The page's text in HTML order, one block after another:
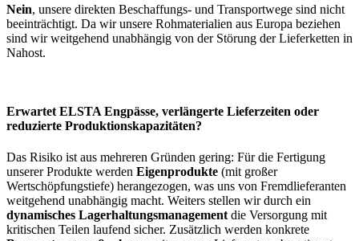
Nein, unsere direkten Beschaffungs- und Transportwege sind nicht
beeinträchtigt. Da wir unsere Rohmaterialien aus Europa beziehen
sind wir weitgehend unabhängig von der Störung der Lieferketten in
Nahost.
Erwartet ELSTA Engpässe, verlängerte Lieferzeiten oder
reduzierte Produktionskapazitäten?
Das Risiko ist aus mehreren Gründen gering: Für die Fertigung
unserer Produkte werden Eigenprodukte (mit großer
Wertschöpfungstiefe) herangezogen, was uns von Fremdlieferanten
weitgehend unabhängig macht. Weiters stellen wir durch ein
dynamisches Lagerhaltungsmanagement die Versorgung mit
kritischen Teilen laufend sicher. Zusätzlich werden konkrete